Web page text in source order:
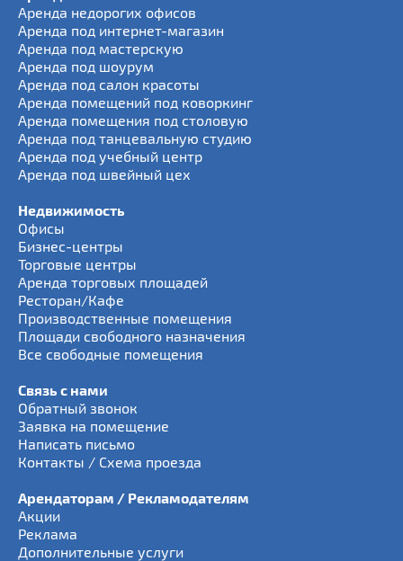
Аренда недорогих офисов
Аренда под интернет-магазин
Аренда под мастерскую
Аренда под шоурум
Аренда под салон красоты
Аренда помещений под коворкинг
Аренда помещения под столовую
Аренда под танцевальную студию
Аренда под учебный центр
Аренда под швейный цех
Недвижимость
Офисы
Бизнес-центры
Торговые центры
Аренда торговых площадей
Ресторан/Кафе
Производственные помещения
Площади свободного назначения
Все свободные помещения
Связь с нами
Обратный звонок
Заявка на помещение
Написать письмо
Контакты / Схема проезда
Арендаторам / Рекламодателям
Акции
Реклама
Дополнительные услуги